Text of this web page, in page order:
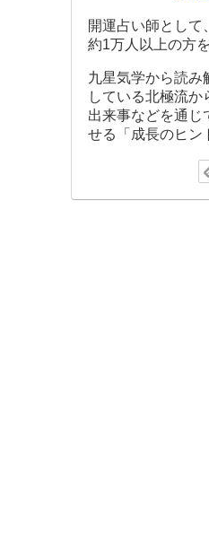
開運占い師として
約1万人以上の方を
九星気学から読み
している北極流
出来事などを通じ
せる「成長のヒン